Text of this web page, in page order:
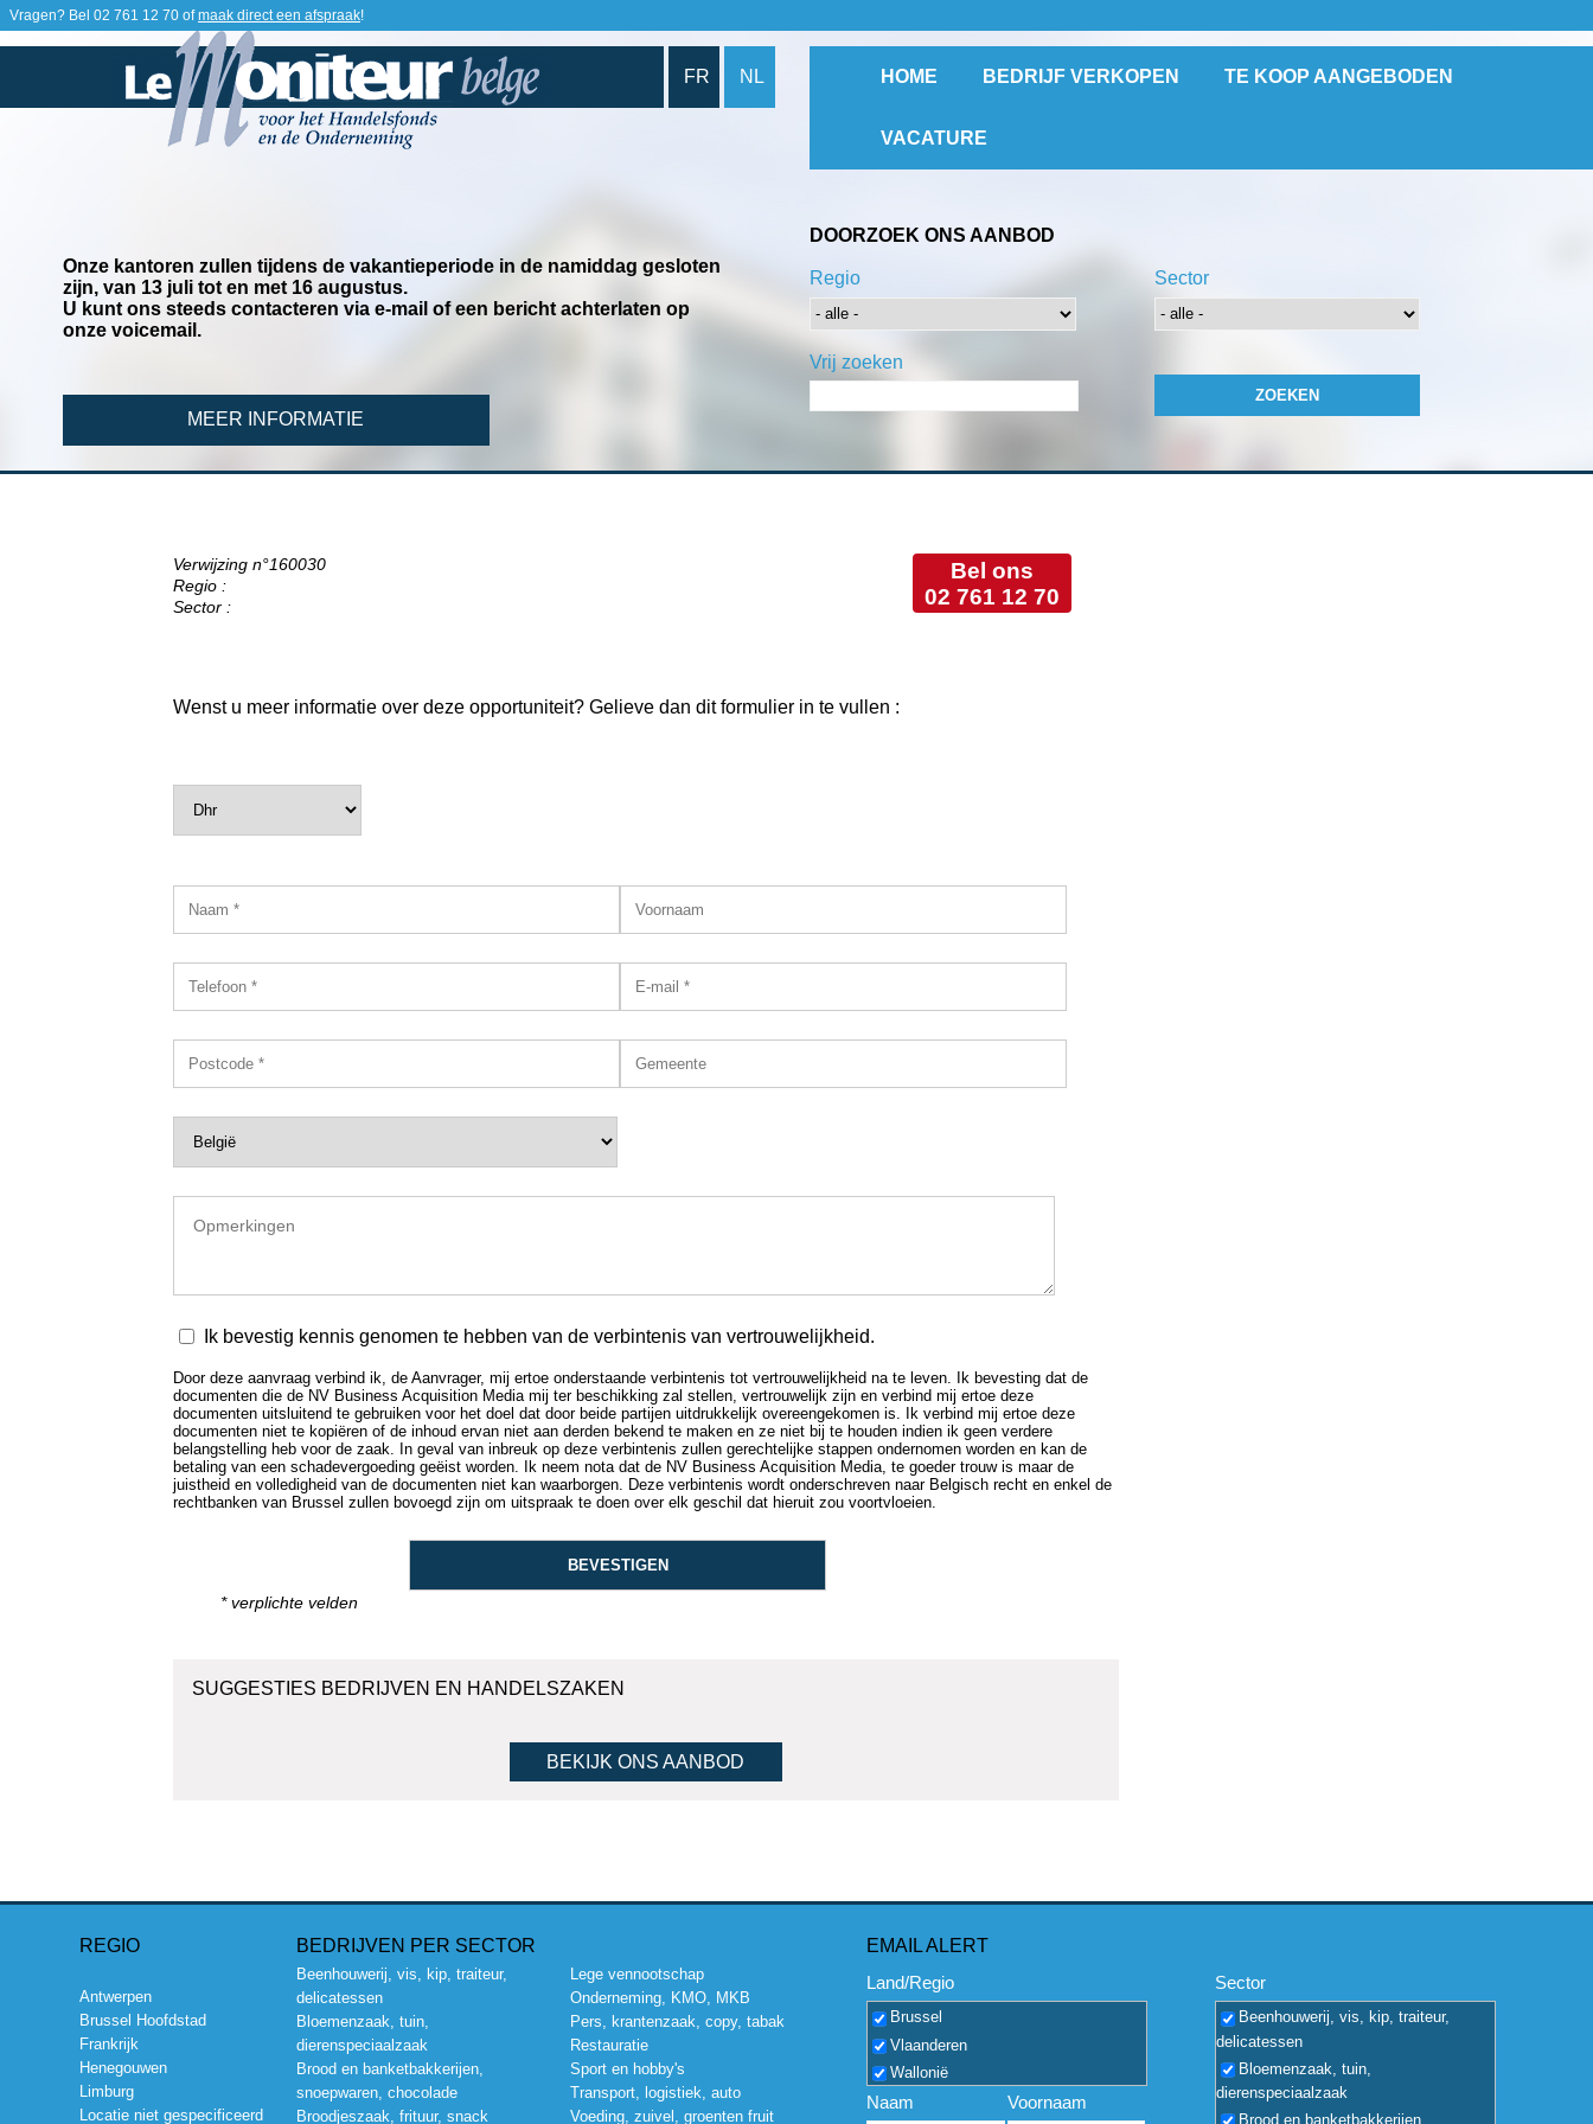
Vragen? Bel 02 761 12 70 ofmaak direct een afspraak!
FR NL HOME BEDRIJF VERKOPEN TE KOOP AANGEBODEN
VACATURE
Onze kantoren zullen tijdens de vakantieperiode in de namiddag gesloten
zijn, van 13 juli tot en met 16 augustus.
U kunt ons steeds contacteren via e-mail of een bericht achterlaten op
onze voicemail.
MEER INFORMATIE
DOORZOEK ONS AANBOD
Regio
Vrij zoeken
Sector
Bel ons
02 761 12 70
Verwijzing n°160030
Regio :
Sector :
Wenst u meer informatie over deze opportuniteit? Gelieve dan dit formulier in te vullen :
Ik bevestig kennis genomen te hebben van de verbintenis van vertrouwelijkheid.
Door deze aanvraag verbind ik, de Aanvrager, mij ertoe onderstaande verbintenis tot vertrouwelijkheid na te leven. Ik bevesting dat de
documenten die de NV Business Acquisition Media mij ter beschikking zal stellen, vertrouwelijk zijn en verbind mij ertoe deze
documenten uitsluitend te gebruiken voor het doel dat door beide partijen uitdrukkelijk overeengekomen is. Ik verbind mij ertoe deze
documenten niet te kopiëren of de inhoud ervan niet aan derden bekend te maken en ze niet bij te houden indien ik geen verdere
belangstelling heb voor de zaak. In geval van inbreuk op deze verbintenis zullen gerechtelijke stappen ondernomen worden en kan de
betaling van een schadevergoeding geëist worden. Ik neem nota dat de NV Business Acquisition Media, te goeder trouw is maar de
juistheid en volledigheid van de documenten niet kan waarborgen. Deze verbintenis wordt onderschreven naar Belgisch recht en enkel de
rechtbanken van Brussel zullen bovoegd zijn om uitspraak te doen over elk geschil dat hieruit zou voortvloeien.
* verplichte velden
SUGGESTIES BEDRIJVEN EN HANDELSZAKEN
BEKIJK ONS AANBOD
REGIO
Antwerpen
Brussel Hoofdstad
Frankrijk
Henegouwen
Limburg
Locatie niet gespecificeerd
BEDRIJVEN PER SECTOR
Beenhouwerij, vis, kip, traiteur,
delicatessen
Bloemenzaak, tuin,
dierenspeciaalzaak
Brood en banketbakkerijen,
snoepwaren, chocolade
Broodjeszaak, frituur, snack
Lege vennootschap
Onderneming, KMO, MKB
Pers, krantenzaak, copy, tabak
Restauratie
Sport en hobby's
Transport, logistiek, auto
Voeding, zuivel, groenten fruit
EMAIL ALERT
Land/Regio
Brussel
Vlaanderen
Wallonië
Naam Voornaam
Sector
Beenhouwerij, vis, kip, traiteur,
delicatessen
Bloemenzaak, tuin,
dierenspeciaalzaak
Brood en banketbakkerijen,